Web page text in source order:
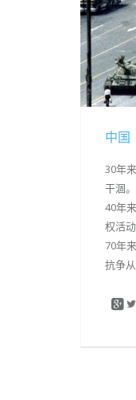
中国
30年
干涸。
40年
权活
70年
抗争